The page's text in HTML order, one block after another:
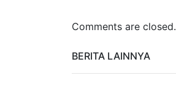
Comments are closed.
BERITA LAINNYA